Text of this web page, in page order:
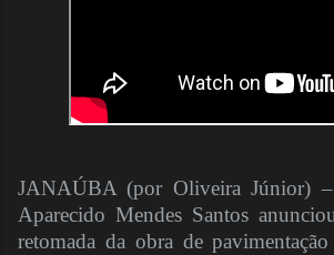
JANAÚBA (por Oliveira Júnior)
Aparecido Mendes Santos
retomada da obra de